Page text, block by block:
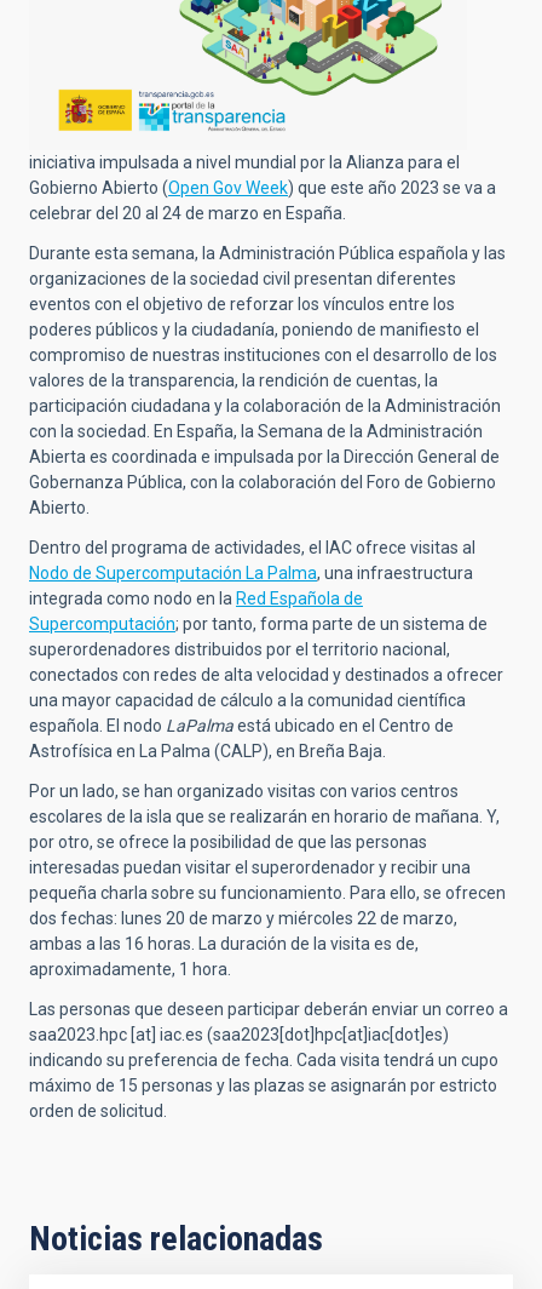
iniciativa impulsada a nivel mundial por la Alianza para el
Gobierno Abierto (Open Gov Week) que este año 2023 se va a
celebrar del 20 al 24 de marzo en España.
Durante esta semana, la Administración Pública española y las
organizaciones de la sociedad civil presentan diferentes
eventos con el objetivo de reforzar los vínculos entre los
poderes públicos y la ciudadanía, poniendo de manifiesto el
compromiso de nuestras instituciones con el desarrollo de los
valores de la transparencia, la rendición de cuentas, la
participación ciudadana y la colaboración de la Administración
con la sociedad. En España, la Semana de la Administración
Abierta es coordinada e impulsada por la Dirección General de
Gobernanza Pública, con la colaboración del Foro de Gobierno
Abierto.
Dentro del programa de actividades, el IAC ofrece visitas al
Nodo de Supercomputación La Palma, una infraestructura
integrada como nodo en la Red Española de
Supercomputación; por tanto, forma parte de un sistema de
superordenadores distribuidos por el territorio nacional,
conectados con redes de alta velocidad y destinados a ofrecer
una mayor capacidad de cálculo a la comunidad científica
española. El nodo LaPalmaestá ubicado en el Centro de
Astrofísica en La Palma (CALP), en Breña Baja.
Por un lado, se han organizado visitas con varios centros
escolares de la isla que se realizarán en horario de mañana. Y,
por otro, se ofrece la posibilidad de que las personas
interesadas puedan visitar el superordenador y recibir una
pequeña charla sobre su funcionamiento. Para ello, se ofrecen
dos fechas: lunes 20 de marzo y miércoles 22 de marzo,
ambas a las 16 horas. La duración de la visita es de,
aproximadamente, 1 hora.
Las personas que deseen participar deberán enviar un correo a
saa2023.hpc [at] iac.es (saa2023[dot]hpc[at]iac[dot]es)
indicando su preferencia de fecha. Cada visita tendrá un cupo
máximo de 15 personas y las plazas se asignarán por estricto
orden de solicitud.
Noticias relacionadas